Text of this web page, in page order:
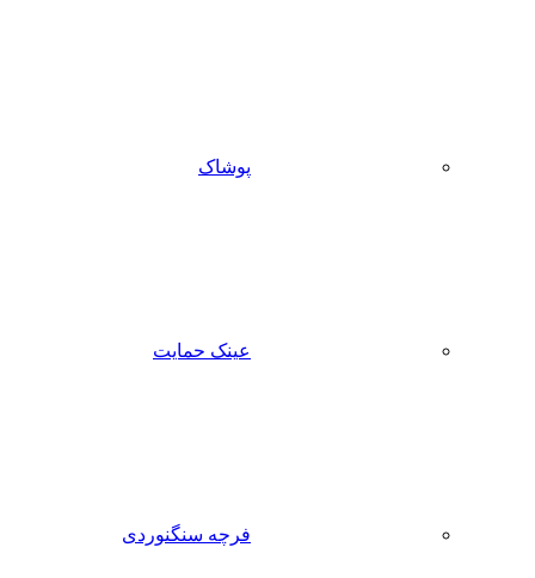
پوشاک
عینک حمایت
فرچه سنگنوردی